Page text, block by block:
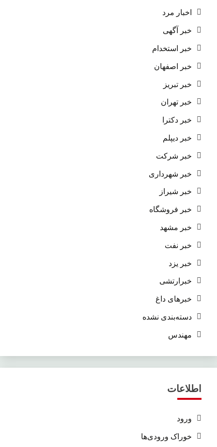
اخبار مرد
خبر آگهی
خبر استخدام
خبر اصفهان
خبر تبریز
خبر تهران
خبر دکترا
خبر دیپلم
خبر شرکت
خبر شهرداری
خبر شیراز
خبر فروشگاه
خبر مشهد
خبر نفت
خبر یزد
خبرارتشی
خبرهای داغ
دسته‌بندی نشده
مهندس
اطلاعات
ورود
خوراک ورودی‌ها